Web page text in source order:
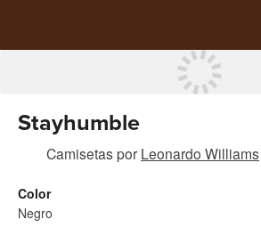
Stayhumble
Camisetaspor Leonardo Williams
Color
Negro